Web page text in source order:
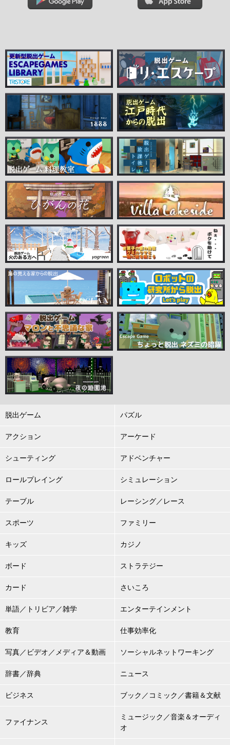
脱出ゲーム パズル
アクション アーケード
シューティング アドベンチャー
ロールプレイング シミュレーション
テーブル レーシング／レース
スポーツ ファミリー
キッズ カジノ
ボード ストラテジー
カード さいころ
単語／トリビア／雑学 エンターテインメント
教育 仕事効率化
写真／ビデオ／メディア＆動画 ソーシャルネットワーキング
辞書／辞典 ニュース
ビジネス ブック／コミック／書籍＆文献
ファイナンス
ミュージック／音楽＆オーディ
オ